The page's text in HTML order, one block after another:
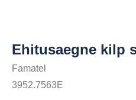
Ehitusaegne kilp
Famatel
3952.7563E